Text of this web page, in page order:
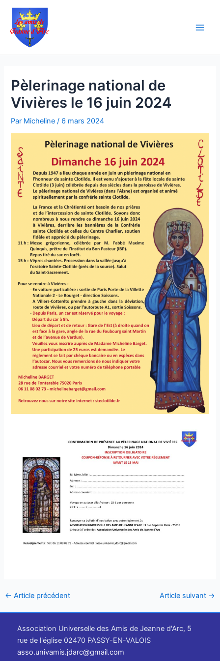
Aller
contenu
Pèlerinage national de
Vivières le 16 juin 2024
Par Micheline/ 6 mars 2024
Navigation
articles
← Article précédent Article suivant →
Association Universelle des Amis de Jeanne d'Arc, 5
rue de l'église 02470 PASSY-EN-VALOIS
asso.univamis.jdarc@gmail.com